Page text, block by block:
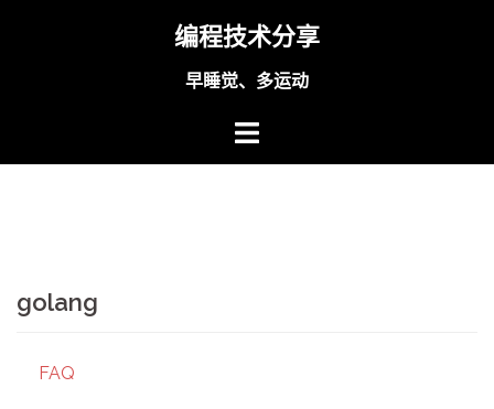
编程技术分享
早睡觉、多运动
golang
FAQ